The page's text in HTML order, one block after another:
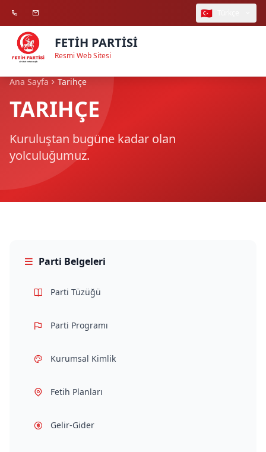
🇹🇷
FETİH PARTİSİ
Resmi Web Sitesi
Ana Sayfa Tarihçe
TARIHÇE
Kuruluştan bugüne kadar olan
yolculuğumuz.
Parti Belgeleri
Parti Tüzüğü
Parti Programı
Kurumsal Kimlik
Fetih Planları
Gelir-Gider